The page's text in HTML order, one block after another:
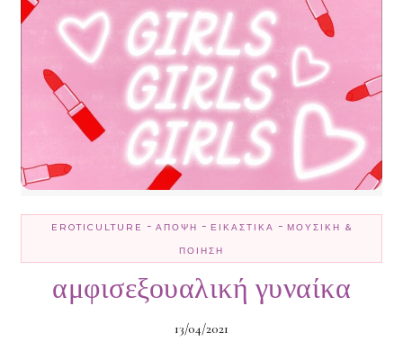
EROTICULTURE - ΆΠΟΨΗ - ΕΙΚΑΣΤΙΚΆ - ΜΟΥΣΙΚΉ &
ΠΟΊΗΣΗ
αμφισεξουαλική γυναίκα
13/04/2021